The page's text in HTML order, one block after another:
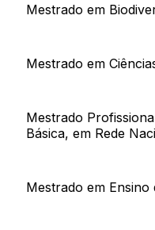
Mestrado em
Mestrado em
Mestrado
Básica, em Rede
Mestrado em Ensino